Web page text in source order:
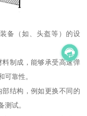
备（如、头盔等）的设
制成，能够承受高速弹
可靠性。
结构，例如更换不同的
测试。